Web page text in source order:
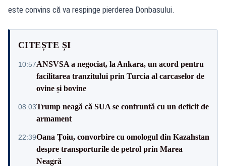
este convins că va respinge pierderea Donbasului.
CITEȘTE ȘI
10:57ANSVSA a negociat, la Ankara, un acord pentru
facilitarea tranzitului prin Turcia al carcaselor de
ovine și bovine
08:03Trump neagă că SUA se confruntă cu un deficit de
armament
22:39Oana Țoiu, convorbire cu omologul din Kazahstan
despre transporturile de petrol prin Marea
Neagră